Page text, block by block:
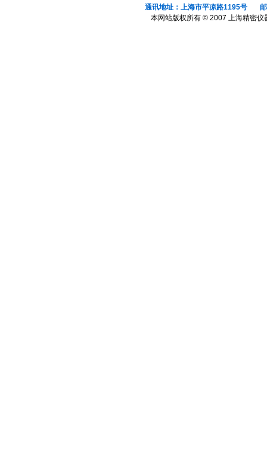
通讯地址：上海市平凉路1195号 邮
本网站版权所有 © 2007 上海精密仪